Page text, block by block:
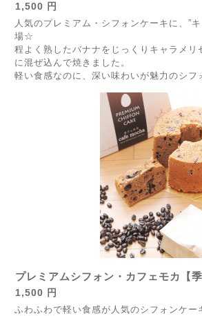
1,500 円
人気のプレミアム・シフォンケーキに、”
場☆
程よく熟したバナナをじっくりキャラメリ
に混ぜ込んで焼きました。
軽い食感なのに、深い味わいが魅力のシフ
プレミアムシフォン・カフェモカ【季
1,500 円
ふわふわで軽い食感が人気のシフォンケー